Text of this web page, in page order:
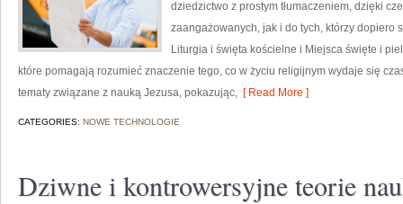
dziedzictwo z prostym tłumaczeniem, dzięki
zaangażowanych, jak i do tych, którzy dopiero
Liturgia i święta kościelne i Miejsca święte i
które pomagają rozumieć znaczenie tego, co w życiu religijnym wydaje się
tematy związane z nauką Jezusa, pokazując, [ Read More ]
CATEGORIES: NOWE TECHNOLOGIE
Dziwne i kontrowersyjne teorie